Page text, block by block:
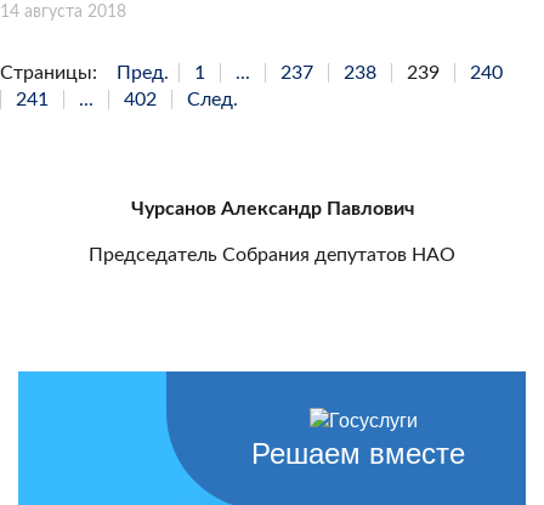
14 августа 2018
Страницы: Пред. 1 ... 237 238 239
240
241
... 402 След.
Чурсанов Александр Павлович
Председатель Собрания депутатов НАО
Решаем вместе